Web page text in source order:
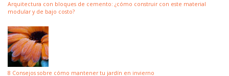
Arquitectura con bloques de cemento: ¿cómo construir con este material
modular y de bajo costo?
8 Consejos sobre cómo mantener tu jardín en invierno